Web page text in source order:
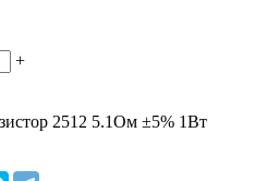
+
2512 5.1Ом ±5% 1Вт